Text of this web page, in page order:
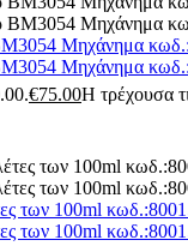
Μηχάνημα
Μηχάνημα
€75.00Η τρέχουσα
των 100ml
των 100ml